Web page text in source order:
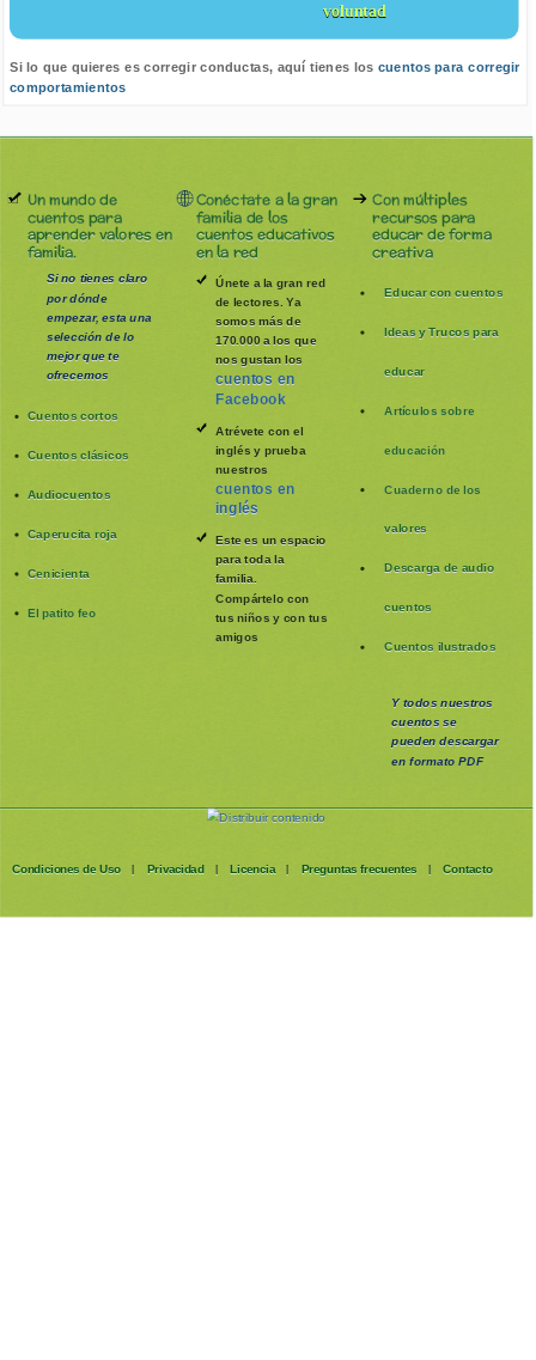
voluntad
Si lo que quieres es corregir conductas, aquí tienes los cuentos para corregir
comportamientos
Un mundo de
cuentos para
aprender valores en
familia.
Si no tienes claro
por dónde
empezar, esta una
selección de lo
mejor que te
ofrecemos
Cuentos cortos
Cuentos clásicos
Audiocuentos
Caperucita roja
Cenicienta
El patito feo
Conéctate a la gran
familia de los
cuentos educativos
en la red
Únete a la gran red
de lectores. Ya
somos más de
170.000 a los que
nos gustan los
cuentos en
Facebook
Atrévete con el
inglés y prueba
nuestros
cuentos en
inglés
Este es un espacio
para toda la
familia.
Compártelo con
tus niños y con tus
amigos
Con múltiples
recursos para
educar de forma
creativa
Educar con cuentos
Ideas y Trucos para
educar
Artículos sobre
educación
Cuaderno de los
valores
Descarga de audio
cuentos
Cuentos ilustrados
Y todos nuestros
cuentos se
puedendescargar
en formato PDF
Condiciones de Uso | Privacidad | Licencia | Preguntas frecuentes | Contacto